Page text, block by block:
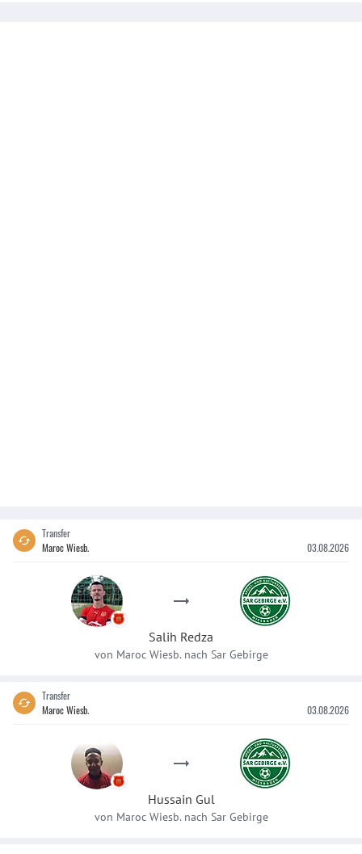
Transfer
Maroc Wiesb.
03.08.2026
Salih Redza
von Maroc Wiesb. nach Sar Gebirge
Transfer
Maroc Wiesb.
03.08.2026
Hussain Gul
von Maroc Wiesb. nach Sar Gebirge